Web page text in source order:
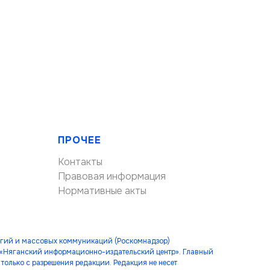
ПРОЧЕЕ
Контакты
Правовая информация
Нормативные акты
и массовых коммуникаций (Роскомнадзор)
информационно-издательский центр». Главный
с разрешения редакции. Редакция не несет